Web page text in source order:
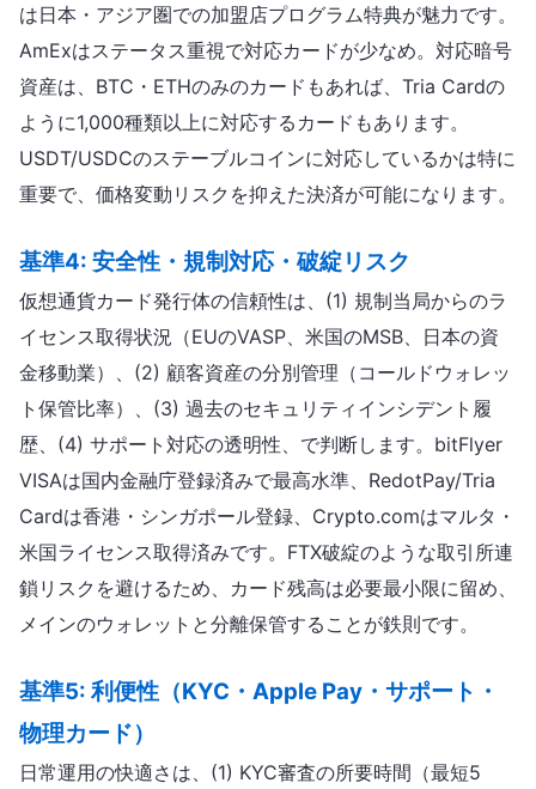
は日本・アジア圏での加盟店プログラム特典が魅力です。
AmExはステータス重視で対応カードが少なめ。対応暗号
資産は、BTC・ETHのみのカードもあれば、Tria Cardの
ように1,000種類以上に対応するカードもあります。
USDT/USDCのステーブルコインに対応しているかは特に
重要で、価格変動リスクを抑えた決済が可能になります。
基準4: 安全性・規制対応・破綻リスク
仮想通貨カード発行体の信頼性は、(1) 規制当局からのラ
イセンス取得状況（EUのVASP、米国のMSB、日本の資
金移動業）、(2) 顧客資産の分別管理（コールドウォレッ
ト保管比率）、(3) 過去のセキュリティインシデント履
歴、(4) サポート対応の透明性、で判断します。bitFlyer
VISAは国内金融庁登録済みで最高水準、RedotPay/Tria
Cardは香港・シンガポール登録、Crypto.comはマルタ・
米国ライセンス取得済みです。FTX破綻のような取引所連
鎖リスクを避けるため、カード残高は必要最小限に留め、
メインのウォレットと分離保管することが鉄則です。
基準5: 利便性（KYC・Apple Pay・サポート・
物理カード）
日常運用の快適さは、(1) KYC審査の所要時間（最短5